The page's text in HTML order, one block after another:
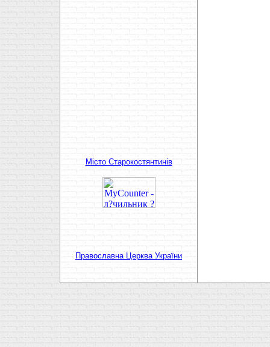
Мiсто Старокостянтинiв
Православна Церква України